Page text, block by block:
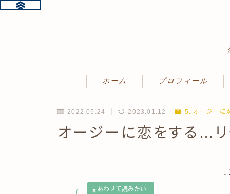
ホーム プロフィール
2022.05.24 2023.01.12 5. オージーに
オージーに恋をする…リ
↓